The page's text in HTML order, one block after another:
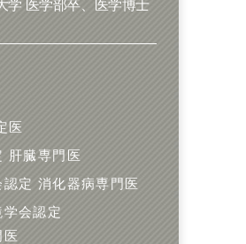
医学部卒、医学博士
医
肝臓専門医
定 消化器病専門医
会認定
医